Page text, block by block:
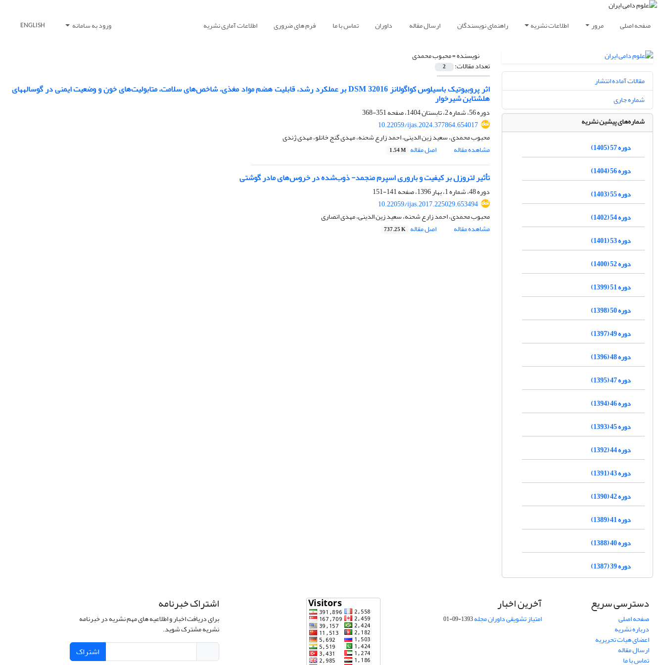
صفحه اصلی مرور اطلاعات نشریه راهنمای نویسندگان ارسال مقاله داوران تماس با ما فرم های ضروری اطلاعات آماری نشریه ورود به سامانه ENGLISH
نویسنده =محبوب محمدی
تعداد مقالات: 2
اثر پروبیوتیک باسیلوس کواگولانز DSM 32016 بر عملکرد رشد، قابلیت هضم مواد مغذی، شاخص‌های سلامت، متابولیت‌های خون و وضعیت ایمنی در گوسالههای
هلشتاین شیرخوار
دوره 56، شماره 2، تابستان 1404، صفحه
351-368
10.22059/ijas.2024.377864.654017
محبوب محمدی، سعید زین الدینی، احمد زارع شحنه، مهدی گنج خانلو، مهدی ژندی
مشاهده مقاله
اصل مقاله 1.54 M
تأثیر لتروزل بر کیفیت و باروری اسپرم‌ منجمد- ذوب‌شده در خروس‌های مادر گوشتی
دوره 48، شماره 1، بهار 1396، صفحه
141-151
10.22059/ijas.2017.225029.653494
محبوب محمدی، احمد زارع شحنه، سعید زین الدینی، مهدی انصاری
مشاهده مقاله
اصل مقاله 737.25 K
مقالات آماده انتشار
شماره جاری
شماره‌های پیشین نشریه
دوره 57 (1405)
دوره 56 (1404)
دوره 55 (1403)
دوره 54 (1402)
دوره 53 (1401)
دوره 52 (1400)
دوره 51 (1399)
دوره 50 (1398)
دوره 49 (1397)
دوره 48 (1396)
دوره 47 (1395)
دوره 46 (1394)
دوره 45 (1393)
دوره 44 (1392)
دوره 43 (1391)
دوره 42 (1390)
دوره 41 (1389)
دوره 40 (1388)
دوره 39 (1387)
دسترسی سریع
صفحه اصلی
درباره نشریه
اعضای هیات تحریریه
ارسال مقاله
تماس با ما
آخرین اخبار
امتیاز تشویقی داوران مجله1393-09-01
اشتراک خبرنامه
برای دریافت اخبار و اطلاعیه های مهم نشریه در خبرنامه
نشریه مشترک شوید.
اشتراک